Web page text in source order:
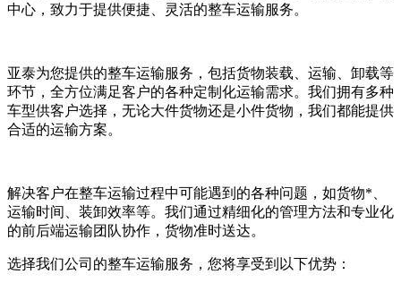
中心，致力于提供便捷、灵活的整车运输服务。
亚泰为您提供的整车运输服务，包括货物装载、运输、卸载等
环节，全方位满足客户的各种定制化运输需求。我们拥有多种
车型供客户选择，无论大件货物还是小件货物，我们都能提供
合适的运输方案。
解决客户在整车运输过程中可能遇到的各种问题，如货物*、
运输时间、装卸效率等。我们通过精细化的管理方法和专业化
的前后端运输团队协作，货物准时送达。
选择我们公司的整车运输服务，您将享受到以下优势：